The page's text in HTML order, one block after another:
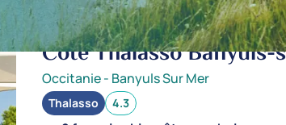
Côté Thalasso
Occitanie- Banyuls Sur Mer
Thalasso 4.3